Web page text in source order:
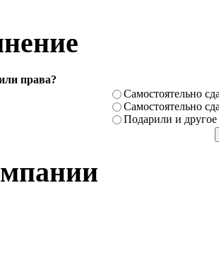
права?
Самостоя­тельно
Самостоя­тельно
Подарили­ и другое